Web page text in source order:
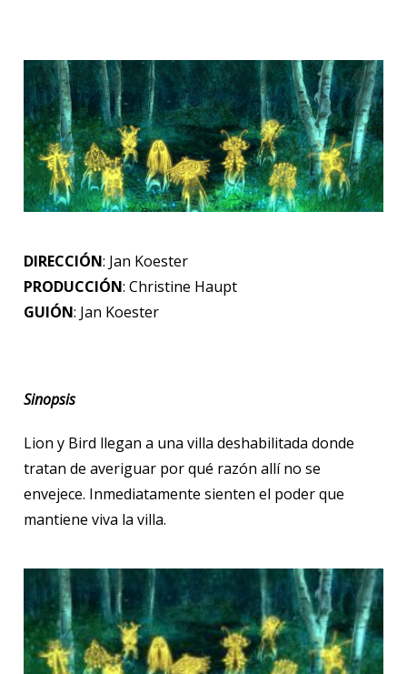
DIRECCIÓN: Jan Koester
PRODUCCIÓN: Christine Haupt
GUIÓN: Jan Koester
Sinopsis
Lion y Bird llegan a una villa deshabilitada donde
tratan de averiguar por qué razón allí no se
envejece. Inmediatamente sienten el poder que
mantiene viva la villa.